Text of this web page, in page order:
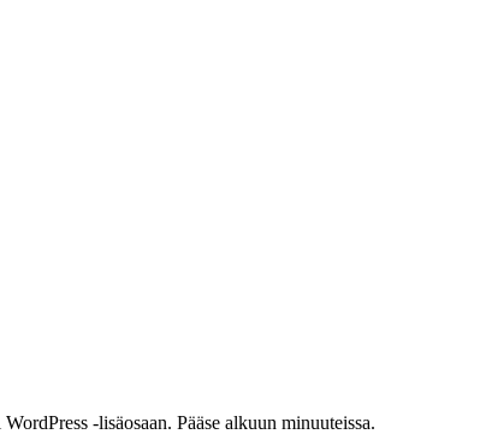
-lisäosaan. Pääse alkuun minuuteissa.